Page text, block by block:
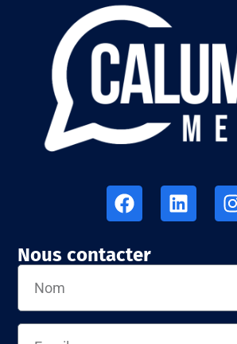
Nous contacter